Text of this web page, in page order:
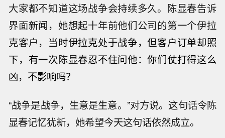
大家都不知道这场战争会持续多久。陈显春告诉
界面新闻，她想起十年前他们公司的第一个伊拉
克客户， 当时伊拉克处于战争，但客户订单却照
下，有一次陈显春忍不住问他：你们仗打得这么
凶，不影响吗？
“战争是战争，生意是生意。”对方说。这句话令陈
显春记忆犹新，她希望今天这句话依然成立。